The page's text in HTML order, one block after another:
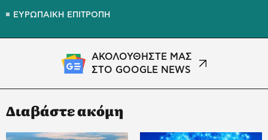
ΕΥΡΩΠΑΙΚΗ ΕΠΙΤΡΟΠΗ
ΑΚΟΛΟΥΘΗΣΤΕ ΜΑΣ
ΣΤΟ GOOGLE NEWS
Διαβάστε ακόμη